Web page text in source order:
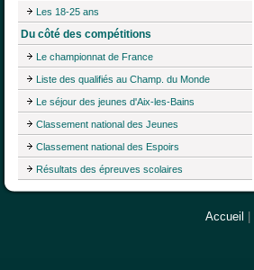
Les 18-25 ans
Du côté des compétitions
Le championnat de France
Liste des qualifiés au Champ. du Monde
Le séjour des jeunes d'Aix-les-Bains
Classement national des Jeunes
Classement national des Espoirs
Résultats des épreuves scolaires
Accueil